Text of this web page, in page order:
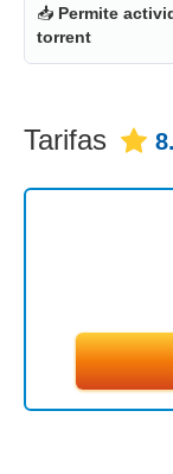
📥 Permite
torrent
Tarifas